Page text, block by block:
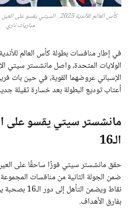
كأس العالم للأندية 2025.. السيتي
مباريات ناري
الولايات المتحدة، واصل مانشستر سيتي
الإسباني عروضهما القوية، في حين بات
أعتاب توديع البطولة بعد خسارة ثقيلة
مانشستر سيتي يقسو على
الـ16
نقاط ويضمن
بفارق الأهداف.